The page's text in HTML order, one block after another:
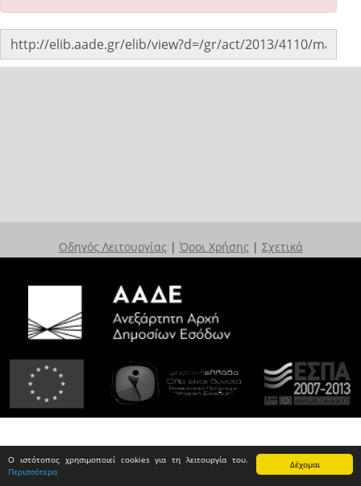
Δέχομαι
Ο ιστότοπος χρησιμοποιεί cookies για τη λειτουργία του.
Περισσότερα
Οδηγός Λειτουργίας | Όροι Χρήσης | Σχετικά